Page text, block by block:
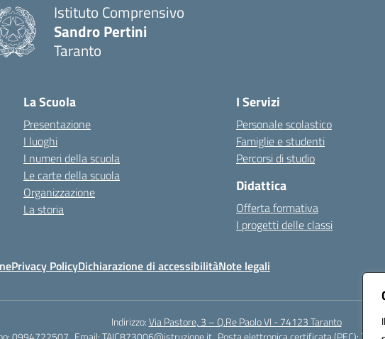
Istituto Comprensivo
Sandro Pertini
Taranto
La Scuola
Presentazione
I luoghi
I numeri della scuola
Le carte della scuola
Organizzazione
La storia
I Servizi
Personale scolastico
Famiglie e studenti
Percorsi di studio
Didattica
Offerta formativa
I progetti delle classi
Privacy PolicyDichiarazione di accessibilitàNote legali
Indirizzo:Via Pastore, 3 – Q.Re Paolo VI - 74123 Taranto